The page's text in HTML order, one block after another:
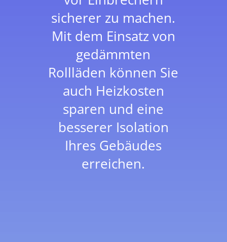
sicherer zu machen.
Mit dem Einsatz von
gedämmten
Rollläden können Sie
auch Heizkosten
sparen und eine
besserer Isolation
Ihres Gebäudes
erreichen.